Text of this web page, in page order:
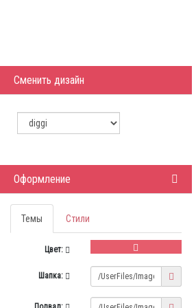
Сменить дизайн
Оформление
Темы Стили
Цвет:
Шапка: